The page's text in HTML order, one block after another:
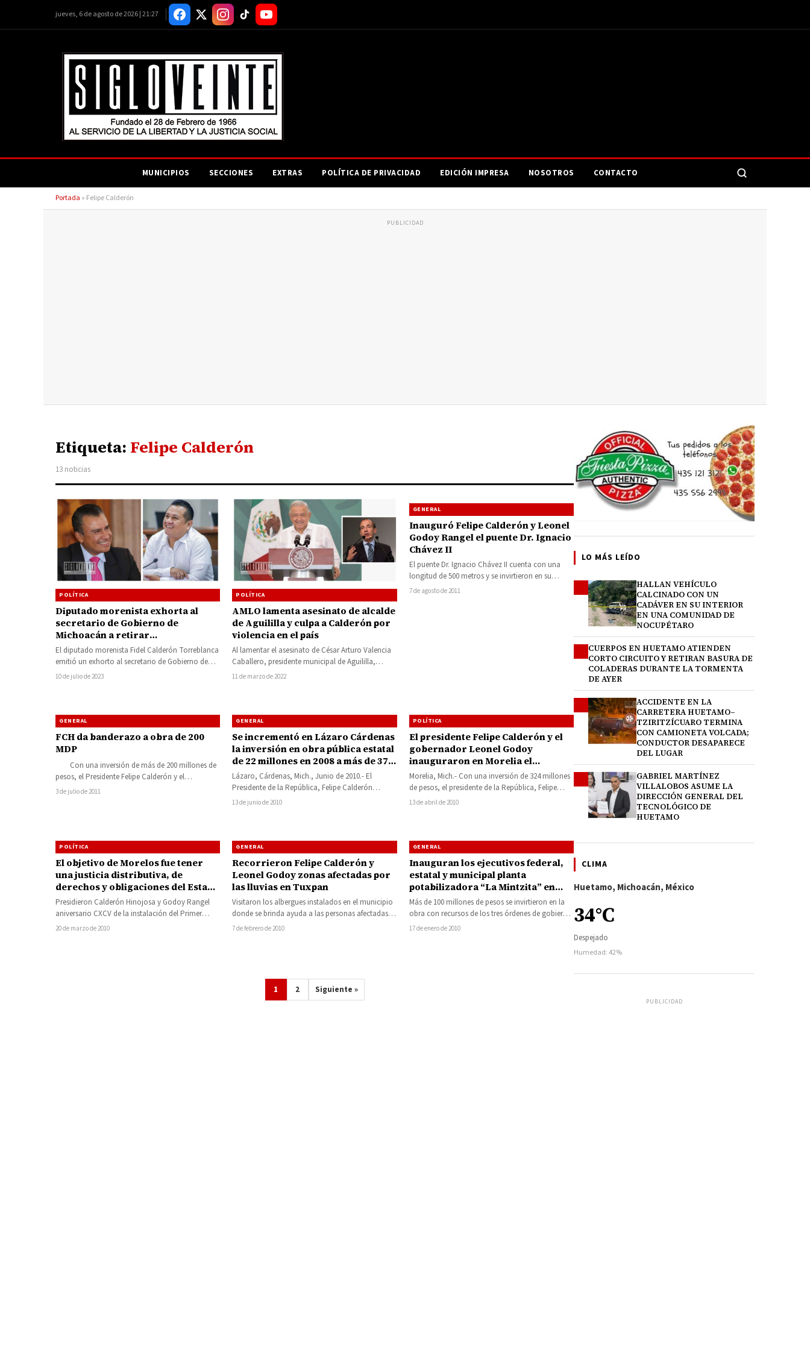
jueves, 6 de agosto de 2026 | 21:27
MUNICIPIOS SECCIONES EXTRAS POLÍTICA DE PRIVACIDAD EDICIÓN IMPRESA NOSOTROS CONTACTO
Portada » Felipe Calderón
PUBLICIDAD
Etiqueta: Felipe Calderón
13 noticias
POLÍTICA
Diputado morenista exhorta al
secretario de Gobierno de
Michoacán a retirar
espectaculares y suspender foros
financiados con dinero público
El diputado morenista Fidel Calderón Torreblanca
emitió un exhorto al secretario de Gobierno de
Michoacán, Carlos Torres Piña, en el…
10 de julio de 2023
POLÍTICA
AMLO lamenta asesinato de alcalde
de Aguililla y culpa a Calderón por
violencia en el país
Al lamentar el asesinato de César Arturo Valencia
Caballero, presidente municipal de Aguililla,
Michoacán, el presidente Andrés Manuel López
11 de marzo de 2022
GENERAL
Inauguró Felipe Calderón y Leonel
Godoy Rangel el puente Dr. Ignacio
Chávez II
El puente Dr. Ignacio Chávez II cuenta con una
longitud de 500 metros y se invirtieron en su
construcción 200…
7 de agosto de 2011
GENERAL
FCH da banderazo a obra de 200
MDP
Con una inversión de más de 200 millones de
pesos, el Presidente Felipe Calderón y el
Gobernador Leonel Godoy…
3 de julio de 2011
GENERAL
Se incrementó en Lázaro Cárdenas
la inversión en obra pública estatal
de 22 millones en 2008 a más de 370
millones para 2009: LGR
Lázaro, Cárdenas, Mich., Junio de 2010.- El
Presidente de la República, Felipe Calderón
Hinojosa y el gobernador del Estado, Leonel…
13 de junio de 2010
POLÍTICA
El presidente Felipe Calderón y el
gobernador Leonel Godoy
inauguraron en Morelia el
distribuidor vial salida a Charo
Morelia, Mich.- Con una inversión de 324 millones
de pesos, el presidente de la República, Felipe
Calderón Hinojosa, acompañado del…
13 de abril de 2010
POLÍTICA
El objetivo de Morelos fue tener
una justicia distributiva, de
derechos y obligaciones del Estado
y de los ciudadanos: LGR
Presidieron Calderón Hinojosa y Godoy Rangel
aniversario CXCV de la instalación del Primer
Tribunal de Justicia de la Nación. Destacó…
20 de marzo de 2010
GENERAL
Recorrieron Felipe Calderón y
Leonel Godoy zonas afectadas por
las lluvias en Tuxpan
Visitaron los albergues instalados en el municipio
donde se brinda ayuda a las personas afectadas
por las precipitaciones que azotaron…
7 de febrero de 2010
GENERAL
Inauguran los ejecutivos federal,
estatal y municipal planta
potabilizadora “La Mintzita” en
Morelia
Más de 100 millones de pesos se invirtieron en la
obra con recursos de los tres órdenes de gobierno.
Godoy…
17 de enero de 2010
1 2 Siguiente »
LO MÁS LEÍDO
HALLAN VEHÍCULO
CALCINADO CON UN
CADÁVER EN SU INTERIOR
EN UNA COMUNIDAD DE
NOCUPÉTARO
CUERPOS EN HUETAMO ATIENDEN
CORTO CIRCUITO Y RETIRAN BASURA DE
COLADERAS DURANTE LA TORMENTA
DE AYER
ACCIDENTE EN LA
CARRETERA HUETAMO–
TZIRITZÍCUARO TERMINA
CON CAMIONETA VOLCADA;
CONDUCTOR DESAPARECE
DEL LUGAR
GABRIEL MARTÍNEZ
VILLALOBOS ASUME LA
DIRECCIÓN GENERAL DEL
TECNOLÓGICO DE
HUETAMO
CLIMA
Huetamo, Michoacán, México
34°C
Despejado
Humedad: 42%
PUBLICIDAD